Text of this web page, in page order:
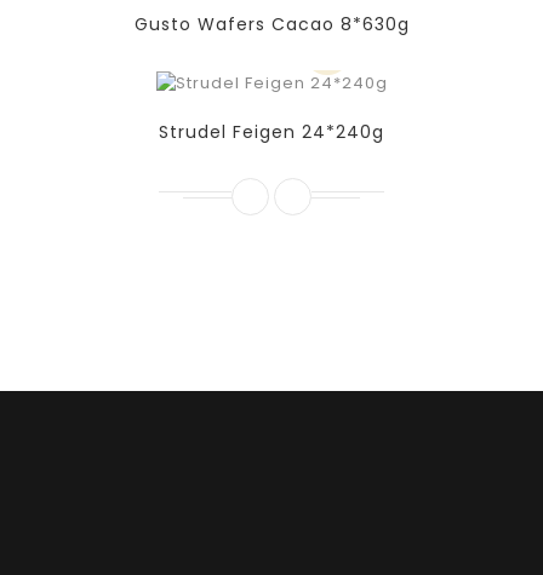
Gusto Wafers Cacao 8*630g
Strudel Feigen 24*240g
Qualitätskontrolle (Aktuell kann bei